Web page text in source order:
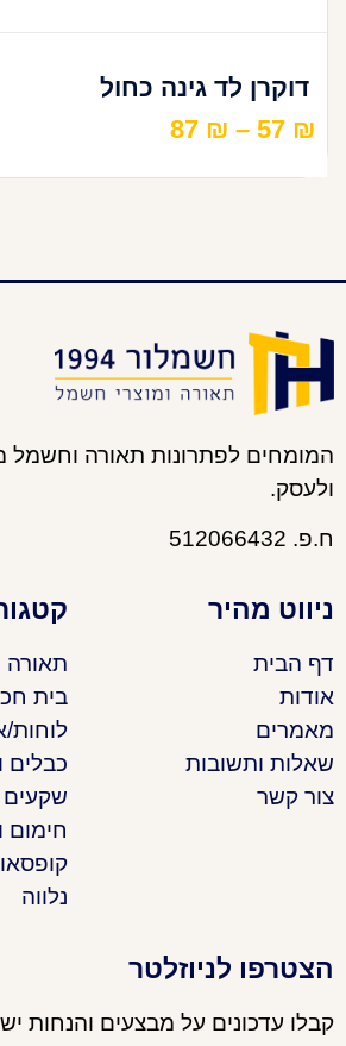
דוקרן לד גינה כחול
57 ₪
–
87 ₪
המומחים לפתרונות תאורה וחשמל
ולעסק.
ח.פ. 512066432
ניווט מהיר
דף הבית
אודות
מאמרים
שאלות ותשובות
צור קשר
תאורה
בית
לוחות/
כבלים
שקעים
חימום
נלווה
הצטרפו לניוזלטר
קבלו עדכונים על מבצעים והנחות